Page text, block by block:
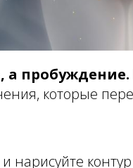
а пробуждение.
которые
нарисуйте